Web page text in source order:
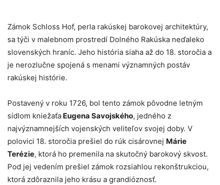
Zámok Schloss Hof, perla rakúskej barokovej architektúry,
sa týči v malebnom prostredí Dolného Rakúska neďaleko
slovenských hraníc. Jeho história siaha až do 18. storočia a
je nerozlučne spojená s menami významných postáv
rakúskej histórie.
Postavený v roku 1726, bol tento zámok pôvodne letným
sídlom kniežaťa Eugena Savojského, jedného z
najvýznamnejších vojenských veliteľov svojej doby. V
polovici 18. storočia prešiel do rúk cisárovnej Márie
Terézie, ktorá ho premenila na skutočný barokový skvost.
Pod jej vedením prešiel zámok rozsiahlou rekonštrukciou,
ktorá zdôraznila jeho krásu a grandióznosť.